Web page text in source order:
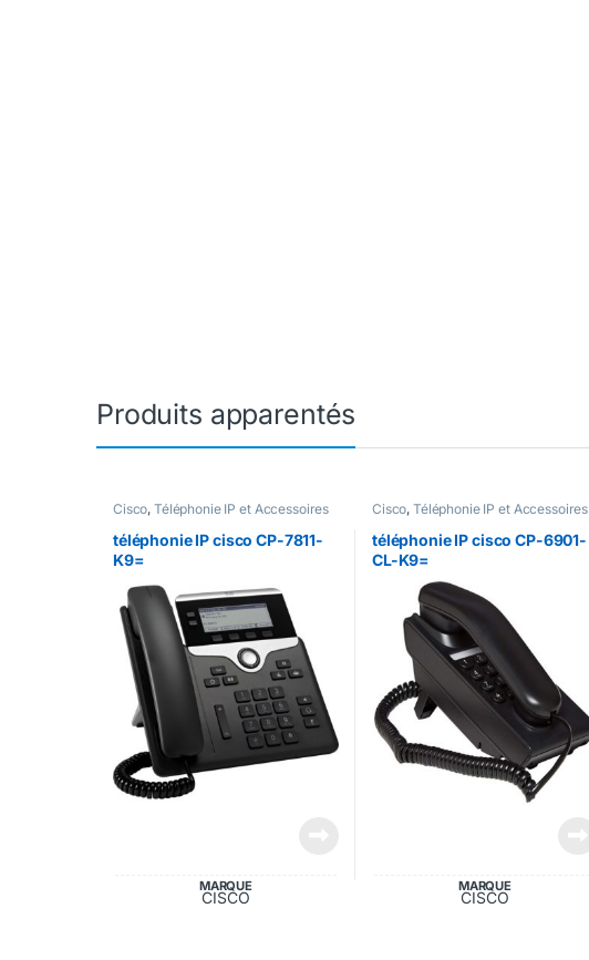
Produits apparentés
Cisco,Téléphonie IP et Accessoires
Téléphonie ip & UC
téléphonie IP cisco CP-7811-
K9=
MARQUE
CISCO
Cisco,Téléphonie IP et Accessoires
Téléphonie ip & UC
téléphonie IP cisco CP-6901-
CL-K9=
MARQUE
CISCO